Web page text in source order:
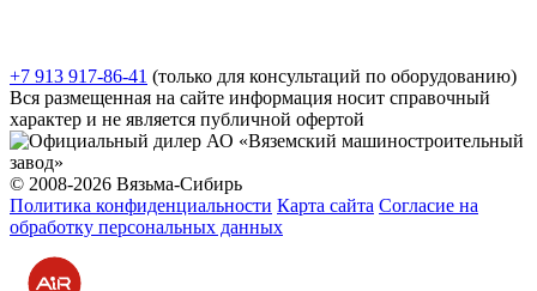
+7 913 917-86-41 (только для консультаций по оборудованию)
Вся размещенная на сайте информация носит справочный
характер и не является публичной офертой
© 2008-2026 Вязьма-Сибирь
Политика конфиденциальности Карта сайта Согласие на
обработку персональных данных
Разработка и продвижение сайта